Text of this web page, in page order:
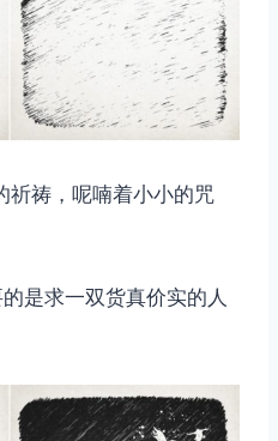
祈祷，呢喃着小小的咒
是求一双货真价实的人